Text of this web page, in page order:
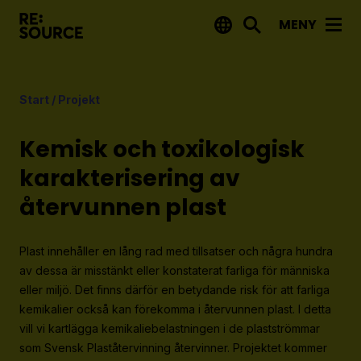
MENY
Tips på utlysningar
Rapporter från RE:Source
Finansiering
Utlysningar
Start / Projekt
Kemisk och toxikologisk
karakterisering av
återvunnen plast
Plast innehåller en lång rad med tillsatser och några hundra
av dessa är misstänkt eller konstaterat farliga för människa
eller miljö. Det finns därför en betydande risk för att farliga
kemikalier också kan förekomma i återvunnen plast. I detta
vill vi kartlägga kemikaliebelastningen i de plastströmmar
som Svensk Plaståtervinning återvinner. Projektet kommer